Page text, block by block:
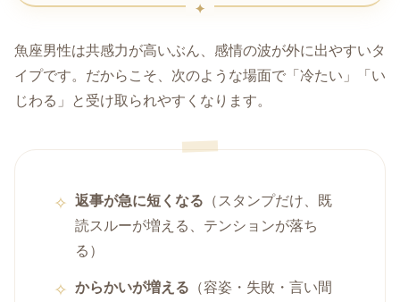
魚座男性は共感力が高いぶん、感情の波が外に出やすいタ
イプです。だからこそ、次のような場面で「冷たい」「い
じわる」と受け取られやすくなります。
返事が急に短くなる （スタンプだけ、既
読スルーが増える、テンションが落ち
る）
からかいが増える （容姿・失敗・言い間